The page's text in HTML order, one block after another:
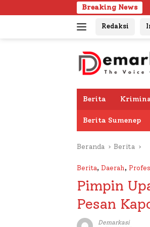
ke
Breaking News
103 Kafilah
Redaksi
Berita
Berita Sumenep
Beranda Berita
Berita, Daerah,
Pimpin
Pesan
Demarkasi